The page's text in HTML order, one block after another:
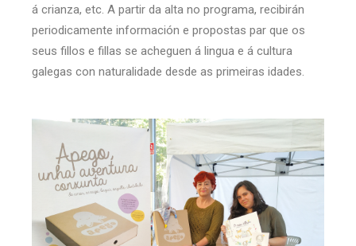
á crianza, etc. A partir da alta no programa, recibirán
periodicamente información e propostas par que os
seus fillos e fillas se acheguen á lingua e á cultura
galegas con naturalidade desde as primeiras idades.